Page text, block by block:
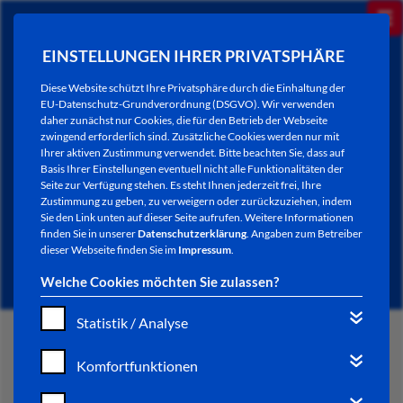
EINSTELLUNGEN IHRER PRIVATSPHÄRE
Diese Website schützt Ihre Privatsphäre durch die Einhaltung der
EU-Datenschutz-Grundverordnung (DSGVO). Wir verwenden
daher zunächst nur Cookies, die für den Betrieb der Webseite
zwingend erforderlich sind. Zusätzliche Cookies werden nur mit
Ihrer aktiven Zustimmung verwendet. Bitte beachten Sie, dass auf
Basis Ihrer Einstellungen eventuell nicht alle Funktionalitäten der
Seite zur Verfügung stehen. Es steht Ihnen jederzeit frei, Ihre
Zustimmung zu geben, zu verweigern oder zurückzuziehen, indem
Sie den Link unten auf dieser Seite aufrufen. Weitere Informationen
finden Sie in unsererDatenschutzerklärung. Angaben zum Betreiber
dieser Webseite finden Sie im Impressum.
Welche Cookies möchten Sie zulassen?
Statistik / Analyse
Komfortfunktionen
NEWSLETTER / CITY LETTER
START